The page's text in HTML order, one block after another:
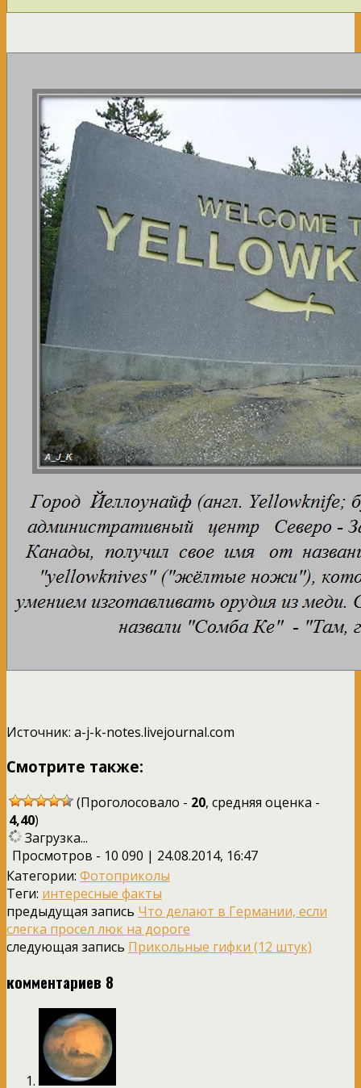
Источник: a-j-k-notes.livejournal.com
Смотрите также:
(Проголосовало - 20, средняя оценка -
4,40)
Загрузка...
Просмотров - 10 090 | 24.08.2014, 16:47
Категории: Фотоприколы
Теги: интересные факты
предыдущая запись Что делают в Германии, если
слегка просел люк на дороге
следующая запись Прикольные гифки (12 штук)
комментариев 8